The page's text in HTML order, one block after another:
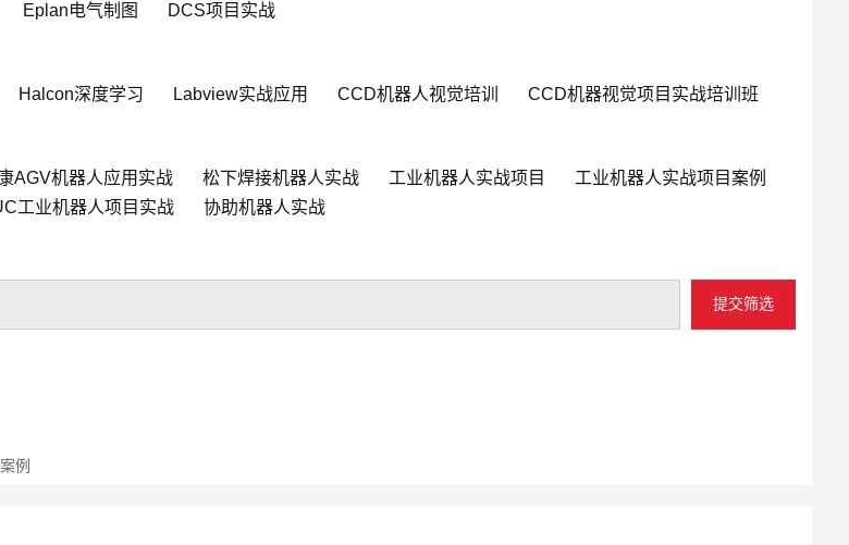
Eplan电气制图 DCS项目实战
Halcon深度学习 Labview实战应用 CCD机器人视觉培训 CCD机器视觉项目实战培训班
AGV机器人应用实战 松下焊接机器人实战 工业机器人实战项目
工业机器人实战项目案例
工业机器人项目实战 协助机器人实战
提交筛选
例